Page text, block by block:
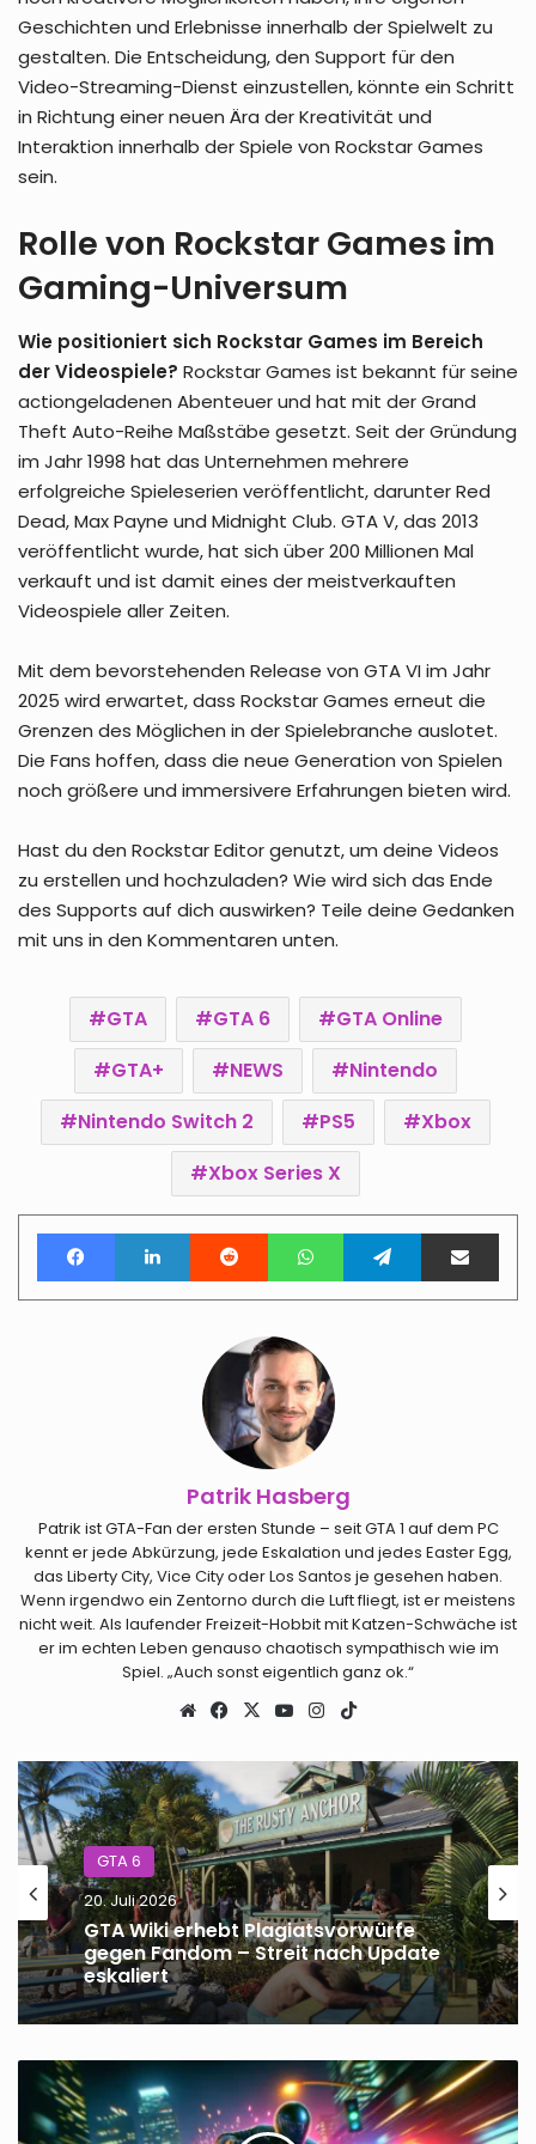
Geschichten und Erlebnisse innerhalb der Spielwelt zu
gestalten. Die Entscheidung, den Support für den
Video-Streaming-Dienst einzustellen, könnte ein Schritt
in Richtung einer neuen Ära der Kreativität und
Interaktion innerhalb der Spiele von Rockstar Games
sein.
Rolle von Rockstar Games im
Gaming-Universum
Wie positioniert sich Rockstar Games im Bereich
der Videospiele? Rockstar Games ist bekannt für seine
actiongeladenen Abenteuer und hat mit der Grand
Theft Auto-Reihe Maßstäbe gesetzt. Seit der Gründung
im Jahr 1998 hat das Unternehmen mehrere
erfolgreiche Spieleserien veröffentlicht, darunter Red
Dead, Max Payne und Midnight Club. GTA V, das 2013
veröffentlicht wurde, hat sich über 200 Millionen Mal
verkauft und ist damit eines der meistverkauften
Videospiele aller Zeiten.
Mit dem bevorstehenden Release von GTA VI im Jahr
2025 wird erwartet, dass Rockstar Games erneut die
Grenzen des Möglichen in der Spielebranche auslotet.
Die Fans hoffen, dass die neue Generation von Spielen
noch größere und immersivere Erfahrungen bieten wird.
Hast du den Rockstar Editor genutzt, um deine Videos
zu erstellen und hochzuladen? Wie wird sich das Ende
des Supports auf dich auswirken? Teile deine Gedanken
mit uns in den Kommentaren unten.
GTA GTA 6
GTA Online
GTA+
NEWS
Nintendo
Nintendo Switch 2
PS5
Xbox
Xbox Series X
FacebookLinkedIn Reddit WhatsAppTelegramTeile per E-Mail
Patrik Hasberg
Patrik ist GTA-Fan der ersten Stunde – seit GTA 1 auf dem PC
kennt er jede Abkürzung, jede Eskalation und jedes Easter Egg,
das Liberty City, Vice City oder Los Santos je gesehen haben.
Wenn irgendwo ein Zentorno durch die Luft fliegt, ist er meistens
nicht weit. Als laufender Freizeit-Hobbit mit Katzen-Schwäche ist
er im echten Leben genauso chaotisch sympathisch wie im
Spiel. „Auch sonst eigentlich ganz ok.“
Webseite
Facebook
X YouTubeInstagram
GTA 6
20. Juli 2026
GTA Wiki erhebt Plagiatsvorwürfe
gegen Fandom – Streit nach Update
GTA 6
18. Juli 2026
GTA Online – Rockstar fixt Kortz-
Center-Überfall-Bugs per
Hintergrund-Update
GTA
jetzt